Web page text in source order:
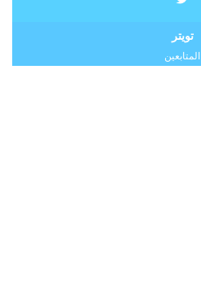
تويتر
المتابعين